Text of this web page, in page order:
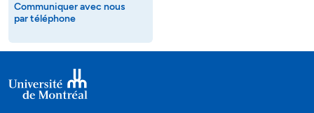
Communiquer avec nous
par téléphone